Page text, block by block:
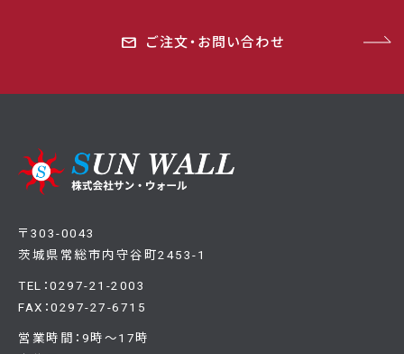
mail ご注文・お問い合わせ
〒303-0043
茨城県常総市内守谷町2453-1
TEL：0297-21-2003
FAX：0297-27-6715
営業時間：9時～17時